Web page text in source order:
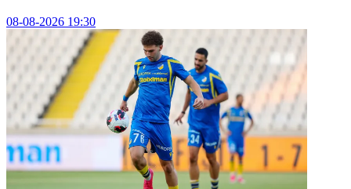
08-08-2026 19:30